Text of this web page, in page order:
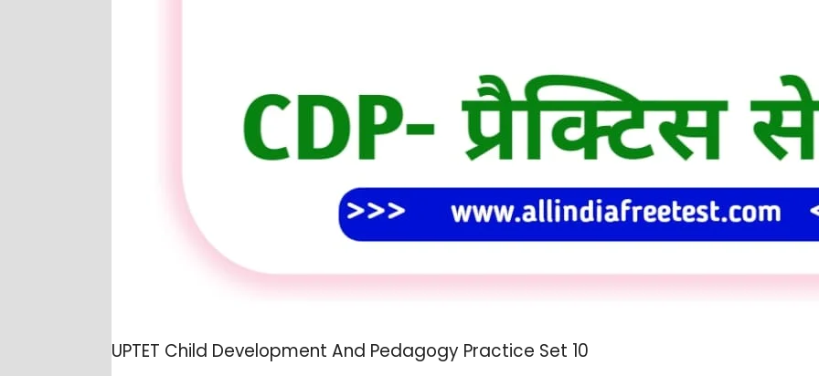
UPTET Child Development And Pedagogy Practice Set 10